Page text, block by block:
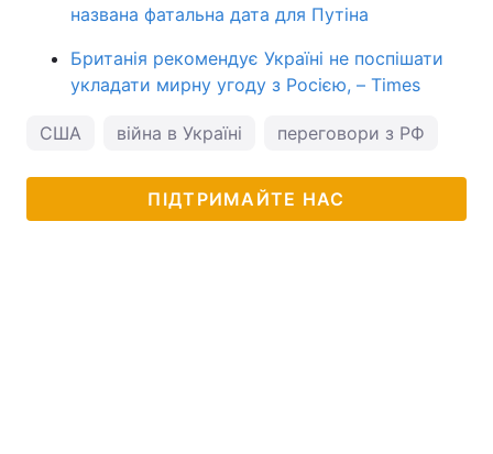
названа фатальна дата для Путіна
Британія рекомендує Україні не поспішати
укладати мирну угоду з Росією, – Times
США війна в Україні переговори з РФ
ПІДТРИМАЙТЕ НАС